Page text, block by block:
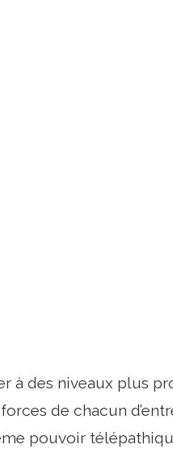
à des niveaux plus
de chacun
pouvoir